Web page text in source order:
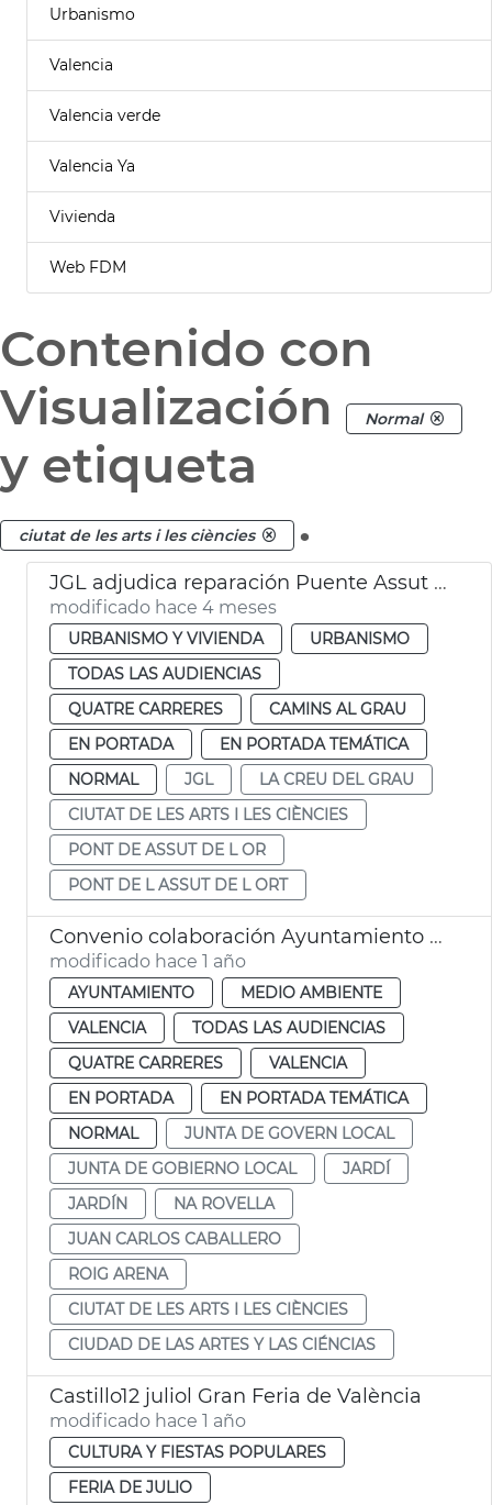
Urbanismo
Valencia
Valencia verde
Valencia Ya
Vivienda
Web FDM
Contenido con
Visualización
Normal
y etiqueta
ciutat de les arts i les ciències .
JGL adjudica reparación Puente Assut de l'Or València
modificado hace 4 meses
URBANISMO Y VIVIENDA
URBANISMO
TODAS LAS AUDIENCIAS
QUATRE CARRERES
CAMINS AL GRAU
EN PORTADA
EN PORTADA TEMÁTICA
NORMAL
JGL
LA CREU DEL GRAU
CIUTAT DE LES ARTS I LES CIÈNCIES
PONT DE ASSUT DE L OR
PONT DE L ASSUT DE L ORT
Convenio colaboración Ayuntamiento - Roig Arena gestión jardín València
modificado hace 1 año
AYUNTAMIENTO
MEDIO AMBIENTE
VALENCIA
TODAS LAS AUDIENCIAS
QUATRE CARRERES
VALENCIA
EN PORTADA
EN PORTADA TEMÁTICA
NORMAL
JUNTA DE GOVERN LOCAL
JUNTA DE GOBIERNO LOCAL
JARDÍ
JARDÍN
NA ROVELLA
JUAN CARLOS CABALLERO
ROIG ARENA
CIUTAT DE LES ARTS I LES CIÈNCIES
CIUDAD DE LAS ARTES Y LAS CIÉNCIAS
Castillo12 juliol Gran Feria de València
modificado hace 1 año
CULTURA Y FIESTAS POPULARES
FERIA DE JULIO